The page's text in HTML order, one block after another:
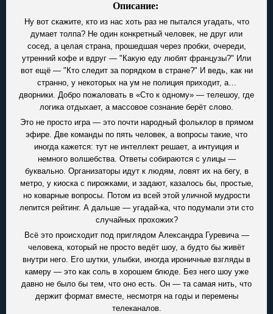
Описание:
Ну вот скажите, кто из нас хоть раз не пытался угадать, что
думает толпа? Не один конкретный человек, не друг или
сосед, а целая страна, прошедшая через пробки, очереди,
утренний кофе и вдруг — "Какую еду любят французы?" Или
вот ещё — "Кто следит за порядком в стране?" И ведь, как ни
странно, у некоторых на ум не полиция приходит, а…
дворники. Добро пожаловать в «Сто к одному» — телешоу, где
логика отдыхает, а массовое сознание берёт слово.
Это не просто игра — это почти народный фольклор в прямом
эфире. Две команды по пять человек, а вопросы такие, что
иногда кажется: тут не интеллект решает, а интуиция и
немного волшебства. Ответы собираются с улицы —
буквально. Организаторы идут к людям, ловят их на бегу, в
метро, у киоска с пирожками, и задают, казалось бы, простые,
но коварные вопросы. Потом из всей этой уличной мудрости
лепится рейтинг. А дальше — угадай-ка, что подумали эти сто
случайных прохожих?
Всё это происходит под приглядом Александра Гуревича —
человека, который не просто ведёт шоу, а будто бы живёт
внутри него. Его шутки, улыбки, иногда ироничные взгляды в
камеру — это как соль в хорошем блюде. Без него шоу уже
давно не было бы тем, что оно есть. Он — та самая нить, что
держит формат вместе, несмотря на годы и перемены
телеканалов.